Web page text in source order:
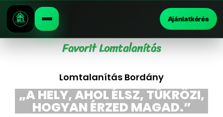
Ajánlatkérés
Favorit Lomtalanítás
Lomtalanítás Bordány
„A HELY, AHOL ÉLSZ, TÜKRÖZI,
HOGYAN ÉRZED MAGAD.”